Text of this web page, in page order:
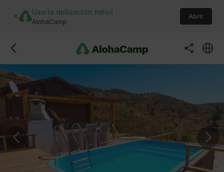
Usa la aplicación móvil
AlohaCamp
Abrir